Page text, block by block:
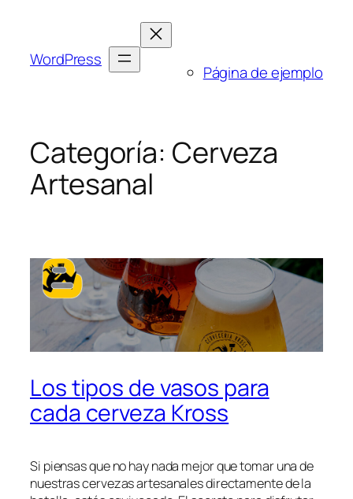
contenido
WordPress
Página de ejemplo
Categoría: Cerveza
Artesanal
Los tipos de vasos para
cada cerveza Kross
Si piensas que no hay nada mejor que tomar una de
nuestras cervezas artesanales directamente de la